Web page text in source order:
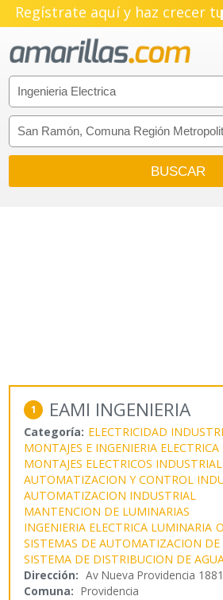
Regístrate aquí y haz crecer
1 EAMI INGENIERIA
Categoría: ELECTRICIDAD
MONTAJES E INGENIERIA ELECTRICA
MONTAJES ELECTRICOS
AUTOMATIZACION Y CONTROL
AUTOMATIZACION INDUSTRIAL
MANTENCION DE LUMINARIAS
INGENIERIA ELECTRICA LUMINARIA
SISTEMAS DE AUTOMATIZACION DE
SISTEMA DE DISTRIBUCION DE
Dirección: Av Nueva Providencia
Comuna: Providencia